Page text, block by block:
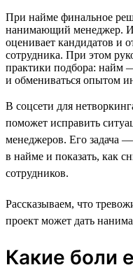
При найме финальное
нанимающий менеджер.
оценивает кандидатов и
сотрудника. При этом
практики подбора: найм
и обмениваться опытом
В соцсети для
поможет исправить
менеджеров. Его задача
в найме и показать, как
сотрудников.
Рассказываем, что
проект может дать
Какие боли